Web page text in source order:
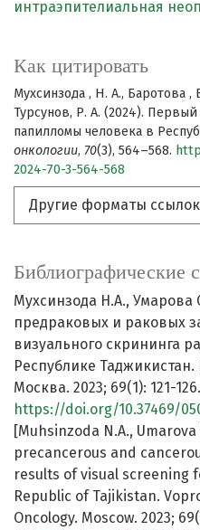
интраэпителиальная
Как цитировать
Мухсинзода , Н. А., Баротова ,
Турсунов, Р. А. (2024).
папилломы человека в
онкологии, 70(3), 564–568.
2024-70-3-564-568
Другие форматы ссылок
Библиографические
Мухсинзода Н.А., Умарова
предраковых и раковых
визуального скрининга
Республике
Москва. 2023; 69(1): 121-
https://doi.org/10.37469/
[Muhsinzoda N.A.,
precancerous and
results of visual screening
Republic of Tajikistan.
Oncology. Moscow. 2023;